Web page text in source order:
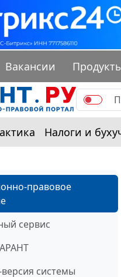
Вакансии
Налоги и
правовое
сервис
системы